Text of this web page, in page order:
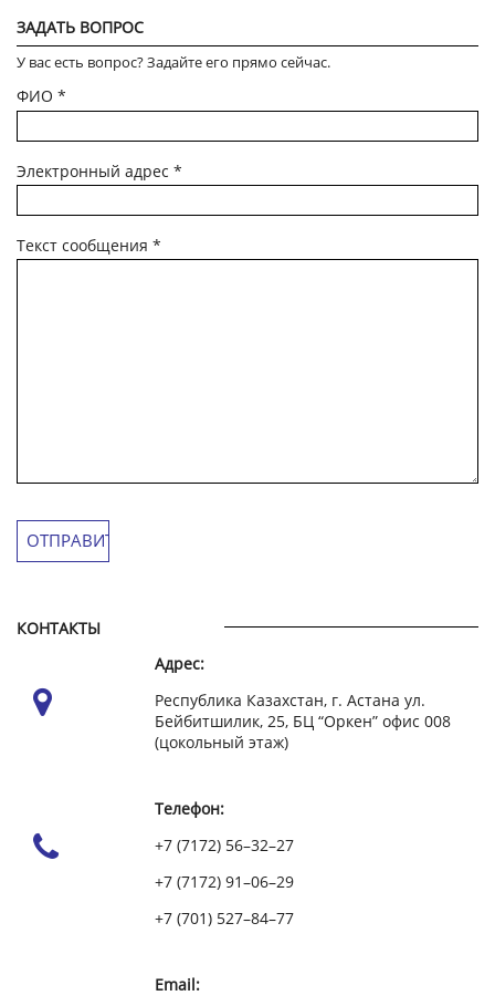
ЗАДАТЬ ВОПРОС
У вас есть вопрос? Задайте его прямо сейчас.
ФИО *
Электронный адрес *
Текст сообщения *
КОНТАКТЫ
Адрес:
Республика Казахстан, г. Астана ул.
Бейбитшилик, 25, БЦ “Оркен” офис 008
(цокольный этаж)
Телефон:
+7 (7172) 56–32–27
+7 (7172) 91–06–29
+7 (701) 527–84–77
Email: